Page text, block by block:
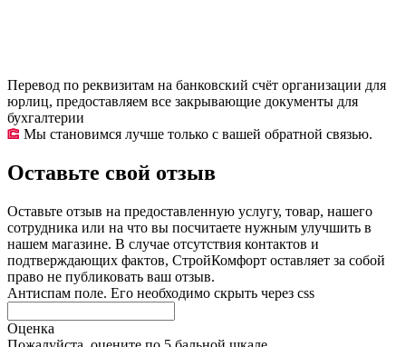
Перевод по реквизитам на банковский счёт организации для
юрлиц, предоставляем все закрывающие документы для
бухгалтерии
Мы становимся лучше только с вашей обратной связью.
Оставьте свой отзыв
Оставьте отзыв на предоставленную услугу, товар, нашего
сотрудника или на что вы посчитаете нужным улучшить в
нашем магазине. В случае отсутствия контактов и
подтверждающих фактов, СтройКомфорт оставляет за собой
право не публиковать ваш отзыв.
Антиспам поле. Его необходимо скрыть через css
Оценка